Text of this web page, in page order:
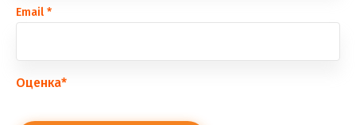
Еmail *
Оценка*